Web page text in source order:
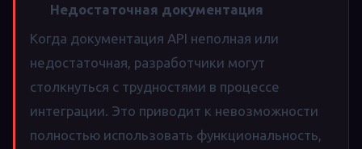
Недостаточная документация
Когда документация API неполная или
недостаточная, разработчики могут
столкнуться с трудностями в процессе
интеграции. Это приводит к невозможности
полностью использовать функциональность,